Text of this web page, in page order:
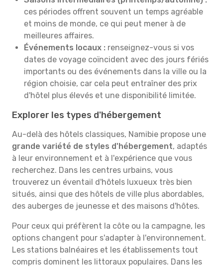
ces périodes offrent souvent un temps agréable
et moins de monde, ce qui peut mener à de
meilleures affaires.
Événements locaux : renseignez-vous si vos
dates de voyage coïncident avec des jours fériés
importants ou des événements dans la ville ou la
région choisie, car cela peut entraîner des prix
d'hôtel plus élevés et une disponibilité limitée.
Explorer les types d'hébergement
Au-delà des hôtels classiques, Namibie propose une
grande variété de styles d'hébergement, adaptés
à leur environnement et à l'expérience que vous
recherchez. Dans les centres urbains, vous
trouverez un éventail d'hôtels luxueux très bien
situés, ainsi que des hôtels de ville plus abordables,
des auberges de jeunesse et des maisons d'hôtes.
Pour ceux qui préfèrent la côte ou la campagne, les
options changent pour s'adapter à l'environnement.
Les stations balnéaires et les établissements tout
compris dominent les littoraux populaires. Dans les